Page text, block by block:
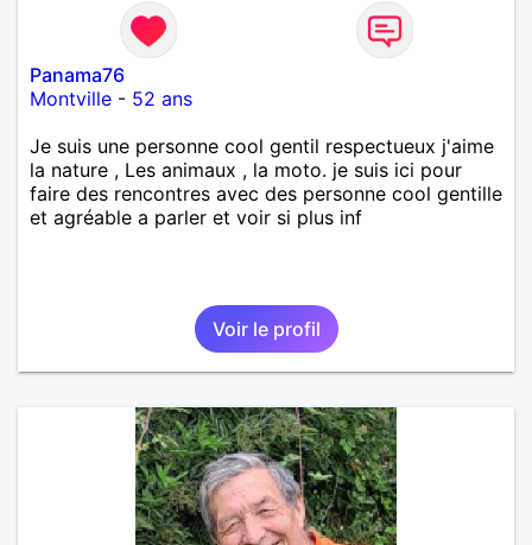
Panama76
Montville - 52 ans
Je suis une personne cool gentil respectueux j'aime
la nature , Les animaux , la moto. je suis ici pour
faire des rencontres avec des personne cool gentille
et agréable a parler et voir si plus inf
Voir le profil